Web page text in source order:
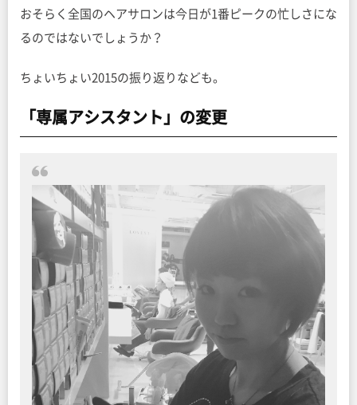
おそらく全国のヘアサロンは今日が1番ピークの忙しさにな
るのではないでしょうか？
ちょいちょい2015の振り返りなども。
「専属アシスタント」の変更